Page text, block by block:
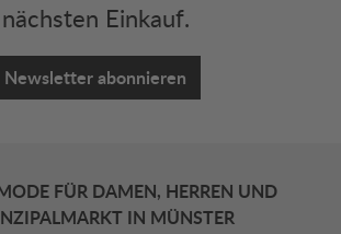
nächsten Einkauf.
Newsletter abonnieren
FÜR DAMEN, HERREN UND
IN MÜNSTER